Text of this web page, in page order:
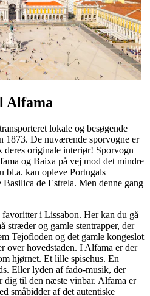
Alfama
lokale og besøgende
1873. De nuværende sporvogne er
deres originale interiør! Sporvogn
og Baixa på vej mod det mindre
bl.a. kan opleve Portugals
de Estrela. Men denne gang
i Lissabon. Her kan du gå
stræder og gamle stentrapper, der
Tejofloden og det gamle kongeslot
over hovedstaden. I Alfama er der
hjørnet. Et lille spisehus. En
Eller lyden af fado-musik, der
dig til den næste vinbar. Alfama er
småbidder af det autentiske